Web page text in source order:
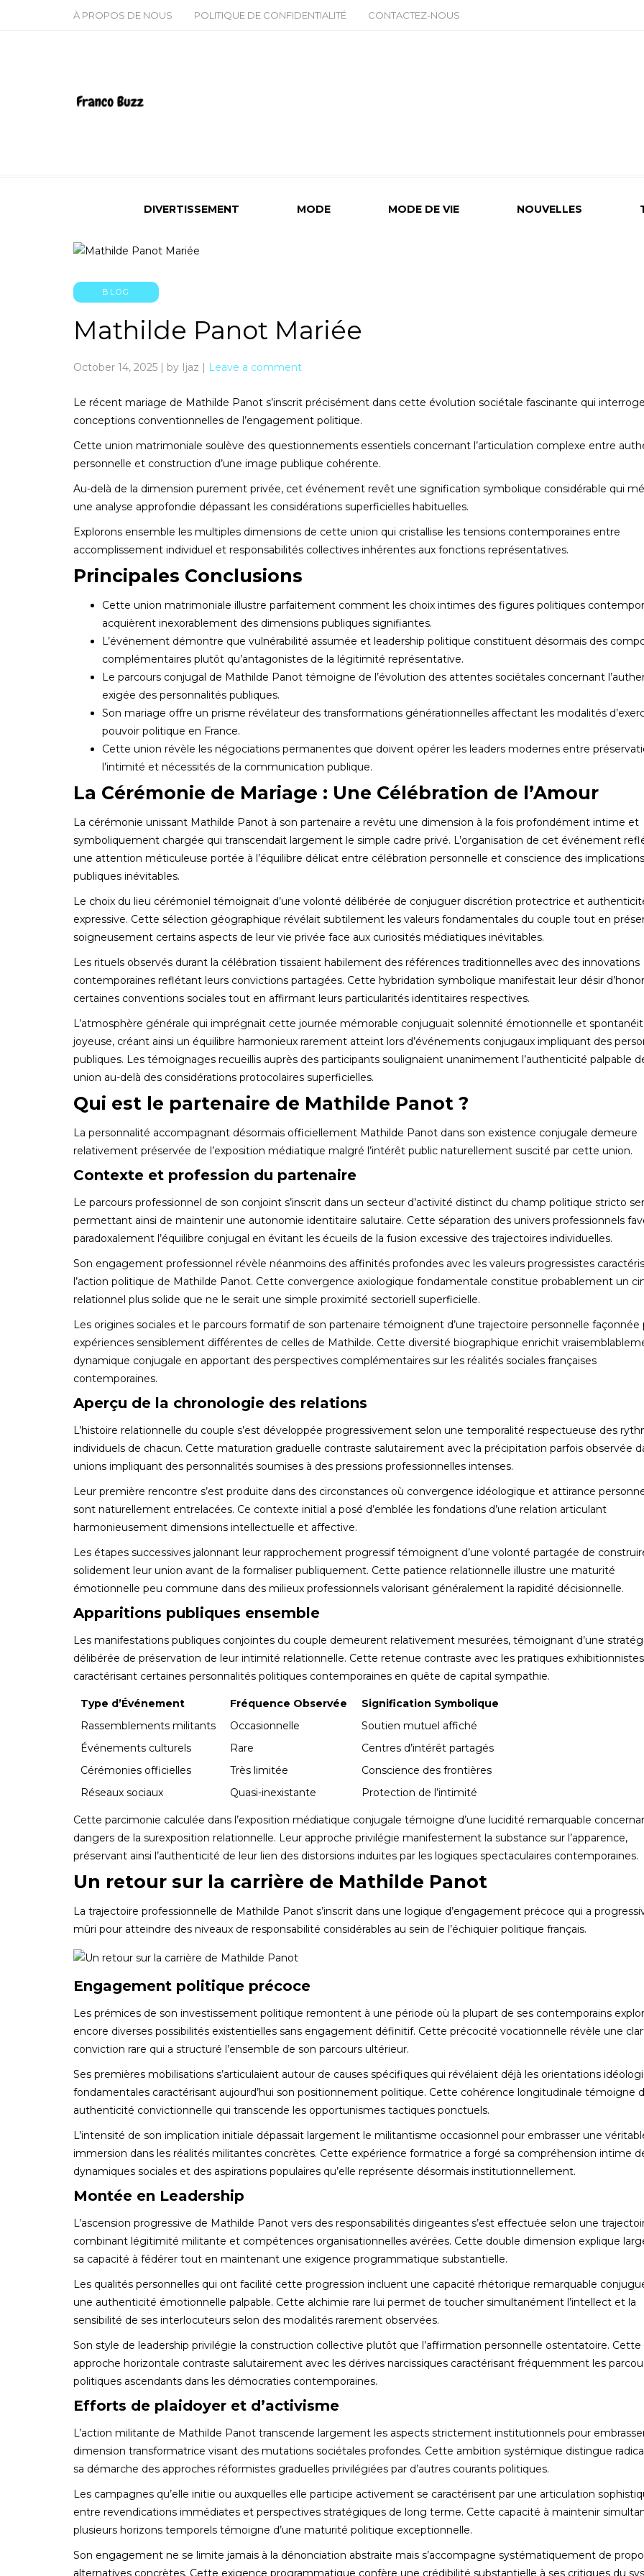
À PROPOS DE NOUS POLITIQUE DE CONFIDENTIALITÉ CONTACTEZ-NOUS
DIVERTISSEMENT MODE MODE DE VIE NOUVELLES
BLOG
Mathilde Panot Mariée
October 14, 2025 | by Ijaz | Leave a comment
Le récent mariage de Mathilde Panot s’inscrit précisément dans cette évolution sociétale fascinante qui
conceptions conventionnelles de l’engagement politique.
Cette union matrimoniale soulève des questionnements essentiels concernant l’articulation complexe entre
personnelle et construction d’une image publique cohérente.
Au-delà de la dimension purement privée, cet événement revêt une signification symbolique considérable qui
une analyse approfondie dépassant les considérations superficielles habituelles.
Explorons ensemble les multiples dimensions de cette union qui cristallise les tensions contemporaines entre
accomplissement individuel et responsabilités collectives inhérentes aux fonctions représentatives.
Principales Conclusions
Cette union matrimoniale illustre parfaitement comment les choix intimes des figures politiques
acquièrent inexorablement des dimensions publiques signifiantes.
L’événement démontre que vulnérabilité assumée et leadership politique constituent désormais des
complémentaires plutôt qu’antagonistes de la légitimité représentative.
Le parcours conjugal de Mathilde Panot témoigne de l’évolution des attentes sociétales concernant
exigée des personnalités publiques.
Son mariage offre un prisme révélateur des transformations générationnelles affectant les modalités
pouvoir politique en France.
Cette union révèle les négociations permanentes que doivent opérer les leaders modernes entre
l’intimité et nécessités de la communication publique.
La Cérémonie de Mariage : Une Célébration de l’Amour
La cérémonie unissant Mathilde Panot à son partenaire a revêtu une dimension à la fois profondément intime et
symboliquement chargée qui transcendait largement le simple cadre privé. L’organisation de cet événement
une attention méticuleuse portée à l’équilibre délicat entre célébration personnelle et conscience des implications
publiques inévitables.
Le choix du lieu cérémoniel témoignait d’une volonté délibérée de conjuguer discrétion protectrice et
expressive. Cette sélection géographique révélait subtilement les valeurs fondamentales du couple tout en
soigneusement certains aspects de leur vie privée face aux curiosités médiatiques inévitables.
Les rituels observés durant la célébration tissaient habilement des références traditionnelles avec des innovations
contemporaines reflétant leurs convictions partagées. Cette hybridation symbolique manifestait leur désir
certaines conventions sociales tout en affirmant leurs particularités identitaires respectives.
L’atmosphère générale qui imprégnait cette journée mémorable conjuguait solennité émotionnelle et
joyeuse, créant ainsi un équilibre harmonieux rarement atteint lors d’événements conjugaux impliquant des
publiques. Les témoignages recueillis auprès des participants soulignaient unanimement l’authenticité palpable
union au-delà des considérations protocolaires superficielles.
Qui est le partenaire de Mathilde Panot ?
La personnalité accompagnant désormais officiellement Mathilde Panot dans son existence conjugale demeure
relativement préservée de l’exposition médiatique malgré l’intérêt public naturellement suscité par cette union.
Contexte et profession du partenaire
Le parcours professionnel de son conjoint s’inscrit dans un secteur d’activité distinct du champ politique stricto
permettant ainsi de maintenir une autonomie identitaire salutaire. Cette séparation des univers professionnels
paradoxalement l’équilibre conjugal en évitant les écueils de la fusion excessive des trajectoires individuelles.
Son engagement professionnel révèle néanmoins des affinités profondes avec les valeurs progressistes
l’action politique de Mathilde Panot. Cette convergence axiologique fondamentale constitue probablement un
relationnel plus solide que ne le serait une simple proximité sectoriell superficielle.
Les origines sociales et le parcours formatif de son partenaire témoignent d’une trajectoire personnelle façonnée
expériences sensiblement différentes de celles de Mathilde. Cette diversité biographique enrichit
dynamique conjugale en apportant des perspectives complémentaires sur les réalités sociales françaises
contemporaines.
Aperçu de la chronologie des relations
L’histoire relationnelle du couple s’est développée progressivement selon une temporalité respectueuse des
individuels de chacun. Cette maturation graduelle contraste salutairement avec la précipitation parfois observée
unions impliquant des personnalités soumises à des pressions professionnelles intenses.
Leur première rencontre s’est produite dans des circonstances où convergence idéologique et attirance
sont naturellement entrelacées. Ce contexte initial a posé d’emblée les fondations d’une relation articulant
harmonieusement dimensions intellectuelle et affective.
Les étapes successives jalonnant leur rapprochement progressif témoignent d’une volonté partagée de
solidement leur union avant de la formaliser publiquement. Cette patience relationnelle illustre une maturité
émotionnelle peu commune dans des milieux professionnels valorisant généralement la rapidité décisionnelle.
Apparitions publiques ensemble
Les manifestations publiques conjointes du couple demeurent relativement mesurées, témoignant d’une
délibérée de préservation de leur intimité relationnelle. Cette retenue contraste avec les pratiques exhibitionnistes
caractérisant certaines personnalités politiques contemporaines en quête de capital sympathie.
Type d’Événement Fréquence Observée
Signification Symbolique
Rassemblements militants
Occasionnelle
Soutien mutuel affiché
Événements culturels
Rare
Centres d’intérêt partagés
Cérémonies officielles
Très limitée
Conscience des frontières
Réseaux sociaux
Quasi-inexistante Protection de l’intimité
Cette parcimonie calculée dans l’exposition médiatique conjugale témoigne d’une lucidité remarquable
dangers de la surexposition relationnelle. Leur approche privilégie manifestement la substance sur l’apparence,
préservant ainsi l’authenticité de leur lien des distorsions induites par les logiques spectaculaires contemporaines.
Un retour sur la carrière de Mathilde Panot
La trajectoire professionnelle de Mathilde Panot s’inscrit dans une logique d’engagement précoce qui a
mûri pour atteindre des niveaux de responsabilité considérables au sein de l’échiquier politique français.
Engagement politique précoce
Les prémices de son investissement politique remontent à une période où la plupart de ses contemporains
encore diverses possibilités existentielles sans engagement définitif. Cette précocité vocationnelle révèle une
conviction rare qui a structuré l’ensemble de son parcours ultérieur.
Ses premières mobilisations s’articulaient autour de causes spécifiques qui révélaient déjà les orientations
fondamentales caractérisant aujourd’hui son positionnement politique. Cette cohérence longitudinale témoigne
authenticité convictionnelle qui transcende les opportunismes tactiques ponctuels.
L’intensité de son implication initiale dépassait largement le militantisme occasionnel pour embrasser une
immersion dans les réalités militantes concrètes. Cette expérience formatrice a forgé sa compréhension intime
dynamiques sociales et des aspirations populaires qu’elle représente désormais institutionnellement.
Montée en Leadership
L’ascension progressive de Mathilde Panot vers des responsabilités dirigeantes s’est effectuée selon une
combinant légitimité militante et compétences organisationnelles avérées. Cette double dimension explique
sa capacité à fédérer tout en maintenant une exigence programmatique substantielle.
Les qualités personnelles qui ont facilité cette progression incluent une capacité rhétorique remarquable
une authenticité émotionnelle palpable. Cette alchimie rare lui permet de toucher simultanément l’intellect et la
sensibilité de ses interlocuteurs selon des modalités rarement observées.
Son style de leadership privilégie la construction collective plutôt que l’affirmation personnelle ostentatoire. Cette
approche horizontale contraste salutairement avec les dérives narcissiques caractérisant fréquemment les
politiques ascendants dans les démocraties contemporaines.
Efforts de plaidoyer et d’activisme
L’action militante de Mathilde Panot transcende largement les aspects strictement institutionnels pour
dimension transformatrice visant des mutations sociétales profondes. Cette ambition systémique distingue
sa démarche des approches réformistes graduelles privilégiées par d’autres courants politiques.
Les campagnes qu’elle initie ou auxquelles elle participe activement se caractérisent par une articulation
entre revendications immédiates et perspectives stratégiques de long terme. Cette capacité à maintenir
plusieurs horizons temporels témoigne d’une maturité politique exceptionnelle.
Son engagement ne se limite jamais à la dénonciation abstraite mais s’accompagne systématiquement de
alternatives concrètes. Cette exigence programmatique confère une crédibilité substantielle à ses critiques du